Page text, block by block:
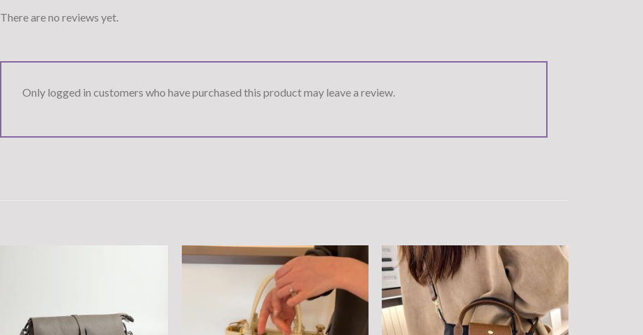
There are no reviews yet.
Only logged in customers who have purchased this product may leave a review.